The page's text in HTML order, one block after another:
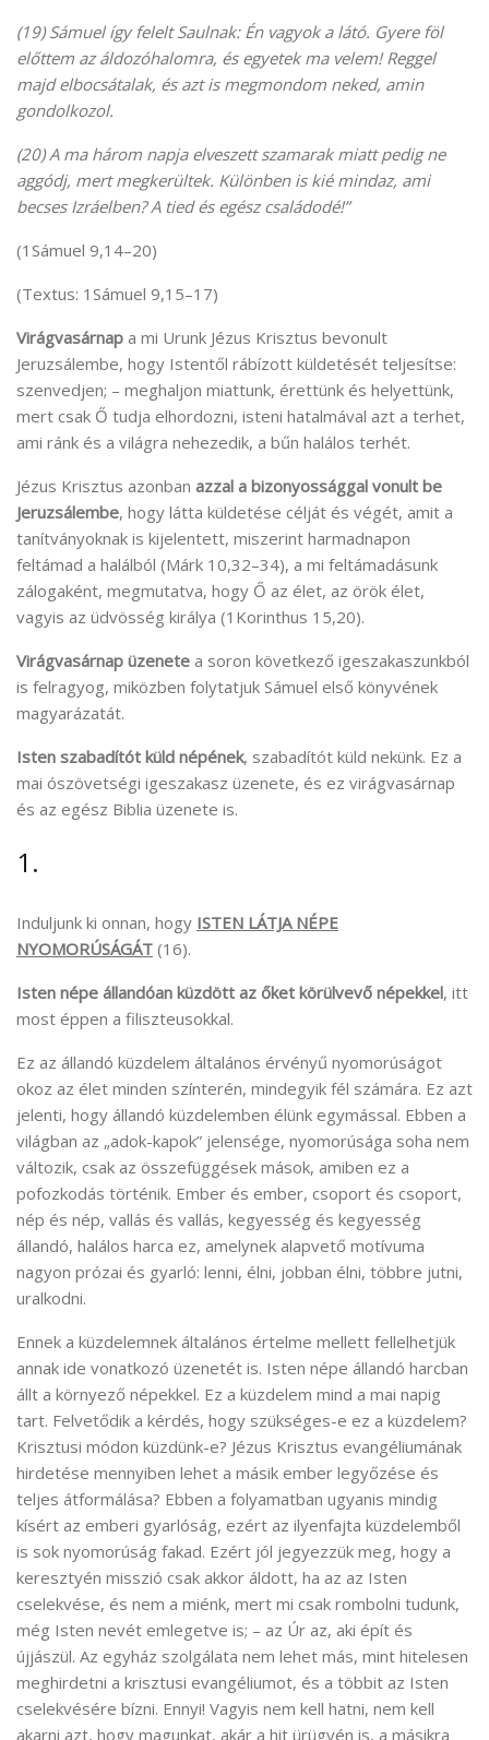
(19) Sámuel így felelt Saulnak: Én vagyok a látó. Gyere föl
előttem az áldozóhalomra, és egyetek ma velem! Reggel
majd elbocsátalak, és azt is megmondom neked, amin
gondolkozol.
(20) A ma három napja elveszett szamarak miatt pedig ne
aggódj, mert megkerültek. Különben is kié mindaz, ami
becses Izráelben? A tied és egész családodé!”
(1Sámuel 9,14–20)
(Textus: 1Sámuel 9,15–17)
Virágvasárnap a mi Urunk Jézus Krisztus bevonult
Jeruzsálembe, hogy Istentől rábízott küldetését teljesítse:
szenvedjen; – meghaljon miattunk, érettünk és helyettünk,
mert csak Ő tudja elhordozni, isteni hatalmával azt a terhet,
ami ránk és a világra nehezedik, a bűn halálos terhét.
Jézus Krisztus azonban azzal a bizonyossággal vonult be
Jeruzsálembe, hogy látta küldetése célját és végét, amit a
tanítványoknak is kijelentett, miszerint harmadnapon
feltámad a halálból (Márk 10,32–34), a mi feltámadásunk
zálogaként, megmutatva, hogy Ő az élet, az örök élet,
vagyis az üdvösség királya (1Korinthus 15,20).
Virágvasárnap üzenete a soron következő igeszakaszunkból
is felragyog, miközben folytatjuk Sámuel első könyvének
magyarázatát.
Isten szabadítót küld népének, szabadítót küld nekünk. Ez a
mai ószövetségi igeszakasz üzenete, és ez virágvasárnap
és az egész Biblia üzenete is.
1.
Induljunk ki onnan, hogy ISTEN LÁTJA NÉPE
NYOMORÚSÁGÁT (16).
Isten népe állandóan küzdött az őket körülvevő népekkel, itt
most éppen a filiszteusokkal.
Ez az állandó küzdelem általános érvényű nyomorúságot
okoz az élet minden színterén, mindegyik fél számára. Ez azt
jelenti, hogy állandó küzdelemben élünk egymással. Ebben a
világban az „adok-kapok” jelensége, nyomorúsága soha nem
változik, csak az összefüggések mások, amiben ez a
pofozkodás történik. Ember és ember, csoport és csoport,
nép és nép, vallás és vallás, kegyesség és kegyesség
állandó, halálos harca ez, amelynek alapvető motívuma
nagyon prózai és gyarló: lenni, élni, jobban élni, többre jutni,
uralkodni.
Ennek a küzdelemnek általános értelme mellett fellelhetjük
annak ide vonatkozó üzenetét is. Isten népe állandó harcban
állt a környező népekkel. Ez a küzdelem mind a mai napig
tart. Felvetődik a kérdés, hogy szükséges-e ez a küzdelem?
Krisztusi módon küzdünk-e? Jézus Krisztus evangéliumának
hirdetése mennyiben lehet a másik ember legyőzése és
teljes átformálása? Ebben a folyamatban ugyanis mindig
kísért az emberi gyarlóság, ezért az ilyenfajta küzdelemből
is sok nyomorúság fakad. Ezért jól jegyezzük meg, hogy a
keresztyén misszió csak akkor áldott, ha az az Isten
cselekvése, és nem a miénk, mert mi csak rombolni tudunk,
még Isten nevét emlegetve is; – az Úr az, aki épít és
újjászül. Az egyház szolgálata nem lehet más, mint hitelesen
meghirdetni a krisztusi evangéliumot, és a többit az Isten
cselekvésére bízni. Ennyi! Vagyis nem kell hatni, nem kell
akarni azt, hogy magunkat, akár a hit ürügyén is, a másikra